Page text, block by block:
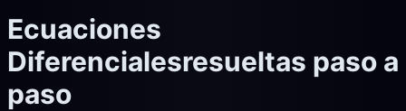
Ecuaciones
Diferencialesresueltas paso a
paso